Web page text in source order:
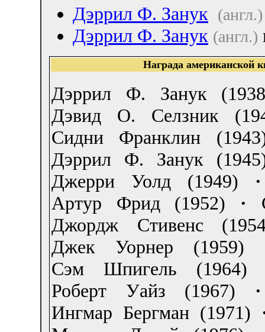
Дэррил Ф. Занук (англ.)
Дэррил Ф. Занук (англ.)
Награда американской
Дэррил Ф. Занук
Дэвид О. Селзник
Сидни Франклин
Дэррил Ф. Занук
Джерри Уолд (1949) ·
Артур Фрид (1952) ·
Джордж Стивенс
Джек Уорнер (1959)
Сэм Шпигель (1964)
Роберт Уайз (1967) ·
Ингмар Бергман (1971)